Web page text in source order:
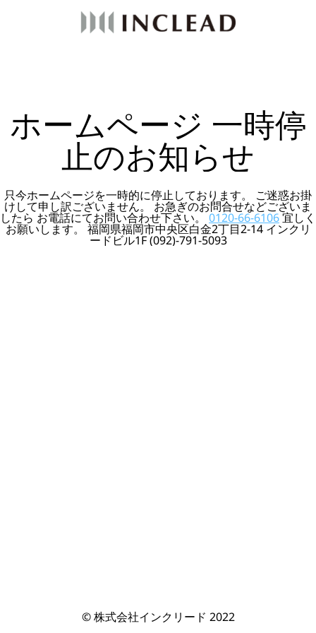
ホームページ 一時停
止のお知らせ
只今ホームページを一時的に停止しております。 ご迷惑お掛
けして申し訳ございません。 お急ぎのお問合せなどございま
したら お電話にてお問い合わせ下さい。0120-66-6106宜しく
お願いします。 福岡県福岡市中央区白金2丁目2-14 インクリ
ードビル1F (092)-791-5093
© 株式会社インクリード 2022